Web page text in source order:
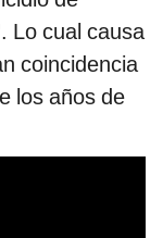
. Lo cual causa
coincidencia
los años de